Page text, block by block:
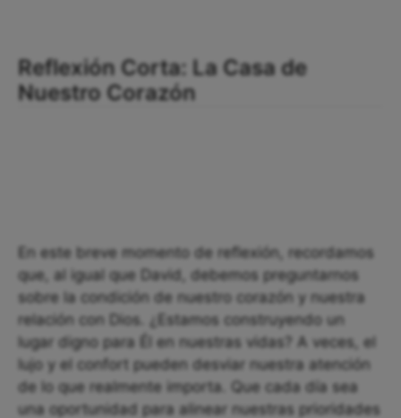
Reflexión Corta: La Casa de
Nuestro Corazón
En este breve momento de reflexión, recordamos
que, al igual que David, debemos preguntarnos
sobre la condición de nuestro corazón y nuestra
relación con Dios. ¿Estamos construyendo un
lugar digno para Él en nuestras vidas? A veces, el
lujo y el confort pueden desviar nuestra atención
de lo que realmente importa. Que cada día sea
una oportunidad para alinear nuestras prioridades